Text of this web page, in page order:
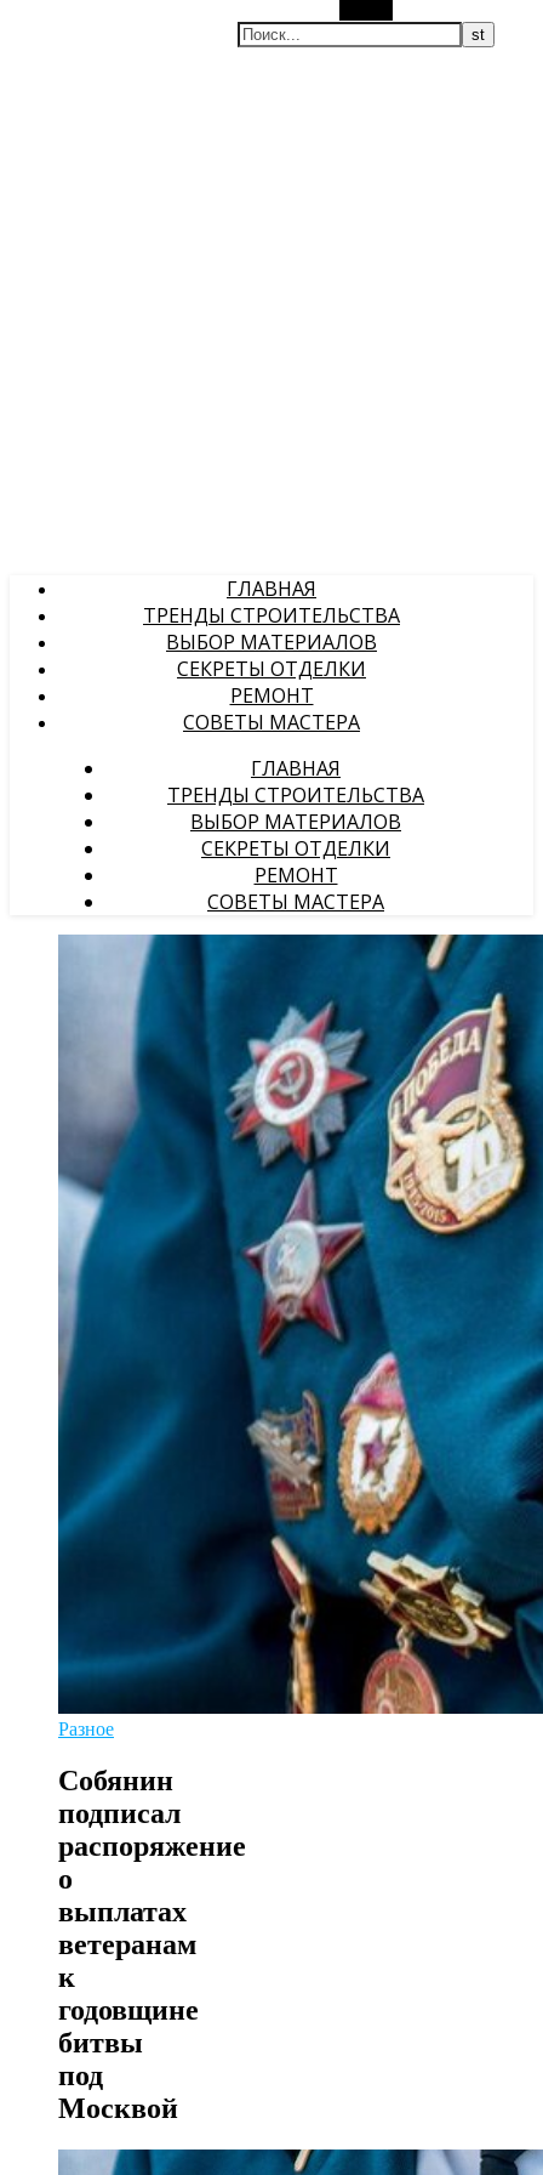
ГЛАВНАЯ
ТРЕНДЫ СТРОИТЕЛЬСТВА
ВЫБОР МАТЕРИАЛОВ
СЕКРЕТЫ ОТДЕЛКИ
РЕМОНТ
СОВЕТЫ МАСТЕРА
ГЛАВНАЯ
ТРЕНДЫ СТРОИТЕЛЬСТВА
ВЫБОР МАТЕРИАЛОВ
СЕКРЕТЫ ОТДЕЛКИ
РЕМОНТ
СОВЕТЫ МАСТЕРА
Разное
Собянин
подписал
распоряжение
о
выплатах
ветеранам
к
годовщине
битвы
под
Москвой